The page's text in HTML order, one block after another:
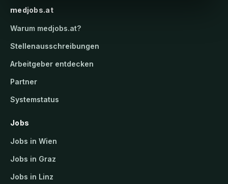
medjobs.at
Warum medjobs.at?
Stellenausschreibungen
Arbeitgeber entdecken
Partner
Systemstatus
Jobs
Jobs in Wien
Jobs in Graz
Jobs in Linz